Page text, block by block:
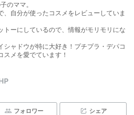
のママ。
、自分が使ったコスメをレビューしていま
トーにしているので、情報がモリモリにな
シャドウが特に大好き！プチプラ・デパコ
スメを愛でています！
フォロワー シェア